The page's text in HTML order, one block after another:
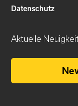
Datenschutz
Aktuelle